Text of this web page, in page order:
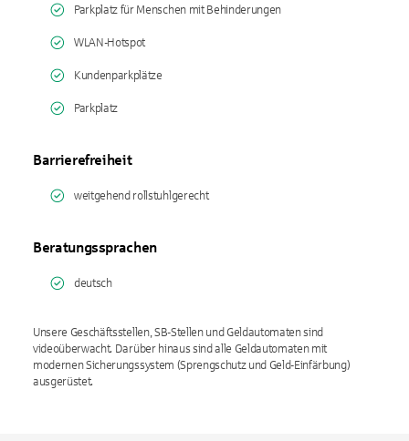
Parkplatz für Menschen mit Behinderungen
WLAN-Hotspot
Kundenparkplätze
Parkplatz
Barrierefreiheit
weitgehend rollstuhlgerecht
Beratungssprachen
deutsch
Unsere Geschäftsstellen, SB-Stellen und Geldautomaten sind
videoüberwacht. Darüber hinaus sind alle Geldautomaten mit
modernen Sicherungssystem (Sprengschutz und Geld-Einfärbung)
ausgerüstet.